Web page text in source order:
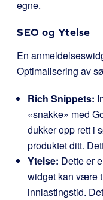
egne.
SEO og Ytelse
En
Optimalisering av
Rich Snippets:
«snakke» med
dukker opp rett i
produktet ditt.
Ytelse: Dette er
widget kan være
innlastingstid.